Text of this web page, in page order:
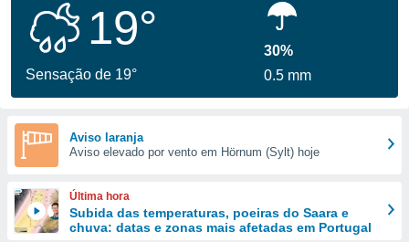
fornecidas
a este
das
forma
digital
19°
Sensação de 19°
30%
0.5 mm
Aviso laranja
Aviso elevado por vento em Hörnum (Sylt) hoje
Última hora
Subida das temperaturas, poeiras do Saara e
chuva: datas e zonas mais afetadas em Portugal